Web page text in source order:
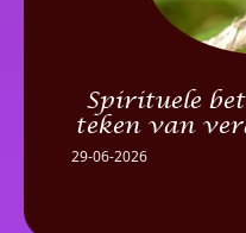
Spirituele
teken van
29-06-2026